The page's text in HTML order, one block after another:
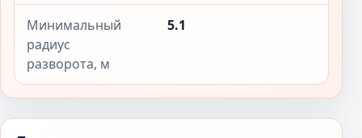
Минимальный
радиус
разворота, м
5.1